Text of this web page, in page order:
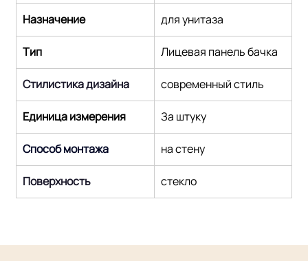
Назначение для унитаза
Тип Лицевая панель бачка
Стилистика дизайна современный стиль
Единица измерения За штуку
Способ монтажа на стену
Поверхность стекло